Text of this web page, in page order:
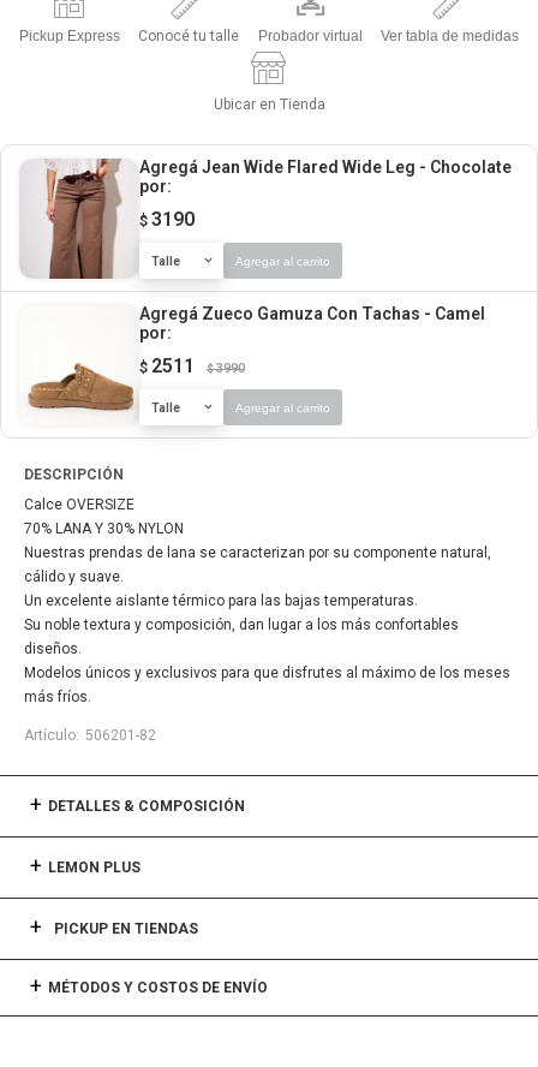
Pickup Express Conocé tu talle Probador virtual Ver tabla de medidas
Ubicar en Tienda
Agregá Jean Wide Flared Wide Leg - Chocolate
por:
$ 3190
Talle Agregar al carrito
Agregá Zueco Gamuza Con Tachas - Camel
por:
$ 2511 $ 3990
Talle Agregar al carrito
DESCRIPCIÓN
Calce OVERSIZE
70% LANA Y 30% NYLON
Nuestras prendas de lana se caracterizan por su componente natural,
cálido y suave.
Un excelente aislante térmico para las bajas temperaturas.
Su noble textura y composición, dan lugar a los más confortables
diseños.
Modelos únicos y exclusivos para que disfrutes al máximo de los meses
más fríos.
506201-82
DETALLES & COMPOSICIÓN
LEMON PLUS
PICKUP EN TIENDAS
MÉTODOS Y COSTOS DE ENVÍO